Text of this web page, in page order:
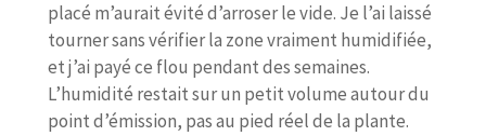
placé m’aurait évité d’arroser le vide. Je l’ai laissé
tourner sans vérifier la zone vraiment humidifiée,
et j’ai payé ce flou pendant des semaines.
L’humidité restait sur un petit volume autour du
point d’émission, pas au pied réel de la plante.